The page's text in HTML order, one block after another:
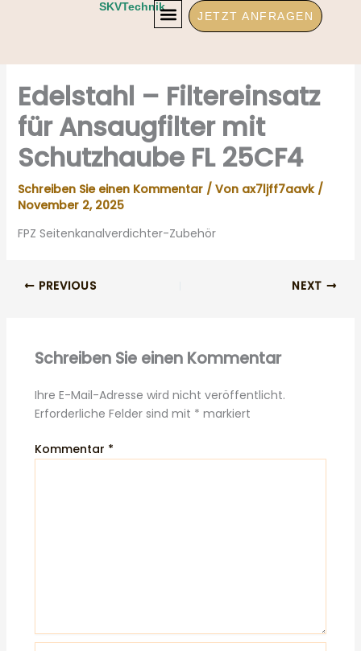
SKVTechnik
JETZT ANFRAGEN
Edelstahl – Filtereinsatz
für Ansaugfilter mit
Schutzhaube FL 25CF4
Schreiben Sie einen Kommentar / Von ax7ljff7aavk /
November 2, 2025
FPZ Seitenkanalverdichter-Zubehör
PREVIOUS NEXT
Schreiben Sie einen Kommentar
Ihre E-Mail-Adresse wird nicht veröffentlicht.
Erforderliche Felder sind mit * markiert
Kommentar *